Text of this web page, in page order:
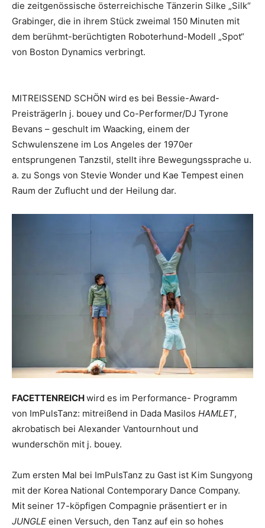
die zeitgenössische österreichische Tänzerin Silke „Silk“
Grabinger, die in ihrem Stück zweimal 150 Minuten mit
dem berühmt-berüchtigten Roboterhund-Modell „Spot“
von Boston Dynamics verbringt.
MITREISSEND SCHÖN wird es bei Bessie-Award-
PreisträgerIn j. bouey und Co-Performer/DJ Tyrone
Bevans – geschult im Waacking, einem der
Schwulenszene im Los Angeles der 1970er
entsprungenen Tanzstil, stellt ihre Bewegungssprache u.
a. zu Songs von Stevie Wonder und Kae Tempest einen
Raum der Zuflucht und der Heilung dar.
FACETTENREICHwird es im Performance- Programm
von ImPulsTanz: mitreißend in Dada Masilos HAMLET,
akrobatisch bei Alexander Vantournhout und
wunderschön mit j. bouey.
Zum ersten Mal bei ImPulsTanz zu Gast ist Kim Sungyong
mit der Korea National Contemporary Dance Company.
Mit seiner 17-köpfigen Compagnie präsentiert er in
JUNGLE einen Versuch, den Tanz auf ein so hohes